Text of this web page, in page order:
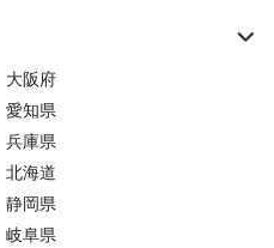
大阪府
愛知県
兵庫県
北海道
静岡県
岐阜県